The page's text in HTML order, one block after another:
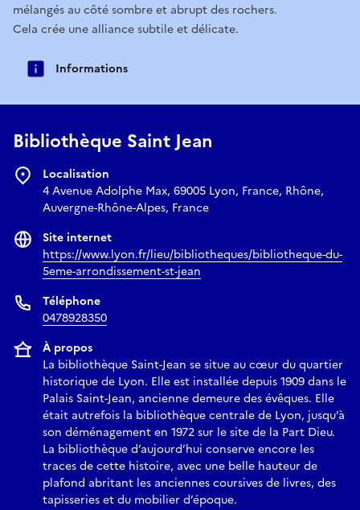
mélangés au côté sombre et abrupt des rochers.
Cela crée une alliance subtile et délicate.
Informations
Bibliothèque Saint Jean
Localisation
4 Avenue Adolphe Max, 69005 Lyon, France, Rhône,
Auvergne-Rhône-Alpes, France
Site internet
https://www.lyon.fr/lieu/bibliotheques/bibliotheque-du-
5eme-arrondissement-st-jean
Téléphone
0478928350
À propos
La bibliothèque Saint-Jean se situe au cœur du quartier
historique de Lyon. Elle est installée depuis 1909 dans le
Palais Saint-Jean, ancienne demeure des évêques. Elle
était autrefois la bibliothèque centrale de Lyon, jusqu’à
son déménagement en 1972 sur le site de la Part Dieu.
La bibliothèque d’aujourd’hui conserve encore les
traces de cette histoire, avec une belle hauteur de
plafond abritant les anciennes coursives de livres, des
tapisseries et du mobilier d’époque.